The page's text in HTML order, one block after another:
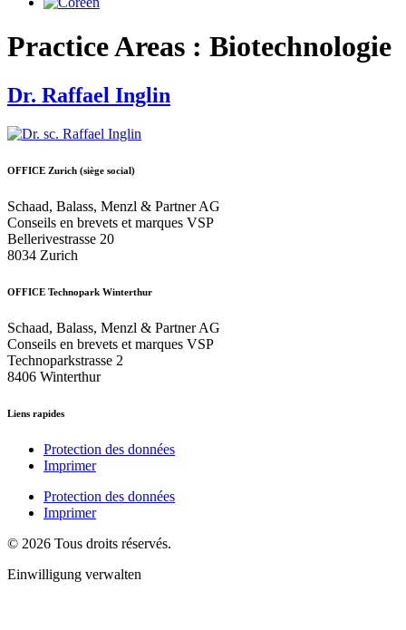
Practice Areas : Biotechnologie
Dr. Raffael Inglin
OFFICE Zurich (siège social)
Schaad, Balass, Menzl & Partner AG
Conseils en brevets et marques VSP
Bellerivestrasse 20
8034 Zurich
OFFICE Technopark Winterthur
Schaad, Balass, Menzl & Partner AG
Conseils en brevets et marques VSP
Technoparkstrasse 2
8406 Winterthur
Liens rapides
Protection des données
Imprimer
Protection des données
Imprimer
© 2026 Tous droits réservés.
Einwilligung verwalten